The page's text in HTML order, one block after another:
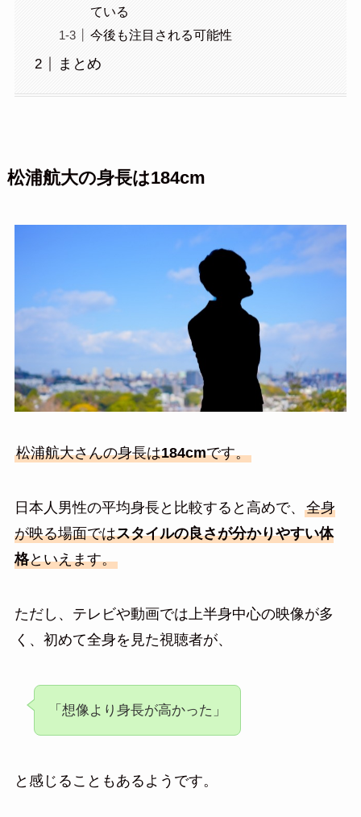
ている
今後も注目される可能性
まとめ
松浦航大の身長は184cm
松浦航大さんの身長は184cmです。
日本人男性の平均身長と比較すると高めで、 全身
が映る場面ではスタイルの良さが分かりやすい体
格といえます。
ただし、テレビや動画では上半身中心の映像が多
く、初めて全身を見た視聴者が、
「想像より身長が高かった」
と感じることもあるようです。